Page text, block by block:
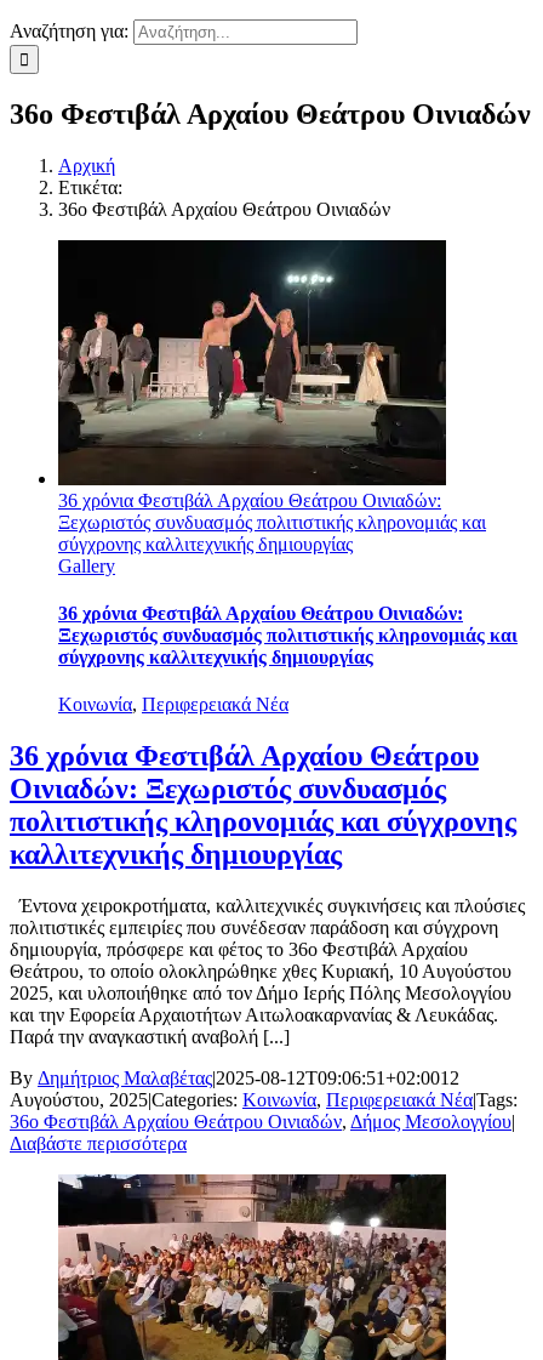
Αναζήτηση για:
36ο Φεστιβάλ Αρχαίου Θεάτρου Οινιαδών
Αρχική
Ετικέτα:
36ο Φεστιβάλ Αρχαίου Θεάτρου Οινιαδών
36 χρόνια Φεστιβάλ Αρχαίου Θεάτρου Οινιαδών:
Ξεχωριστός συνδυασμός πολιτιστικής κληρονομιάς και
σύγχρονης καλλιτεχνικής δημιουργίας
Gallery
36 χρόνια Φεστιβάλ Αρχαίου Θεάτρου Οινιαδών:
Ξεχωριστός συνδυασμός πολιτιστικής κληρονομιάς και
σύγχρονης καλλιτεχνικής δημιουργίας
Κοινωνία, Περιφερειακά Νέα
36 χρόνια Φεστιβάλ Αρχαίου Θεάτρου
Οινιαδών: Ξεχωριστός συνδυασμός
πολιτιστικής κληρονομιάς και σύγχρονης
καλλιτεχνικής δημιουργίας
Έντονα χειροκροτήματα, καλλιτεχνικές συγκινήσεις και πλούσιες
πολιτιστικές εμπειρίες που συνέδεσαν παράδοση και σύγχρονη
δημιουργία, πρόσφερε και φέτος το 36ο Φεστιβάλ Αρχαίου
Θεάτρου, το οποίο ολοκληρώθηκε χθες Κυριακή, 10 Αυγούστου
2025, και υλοποιήθηκε από τον Δήμο Ιερής Πόλης Μεσολογγίου
και την Εφορεία Αρχαιοτήτων Αιτωλοακαρνανίας & Λευκάδας.
Παρά την αναγκαστική αναβολή [...]
By Δημήτριος Μαλαβέτας|2025-08-12T09:06:51+02:0012
Αυγούστου, 2025|Categories: Κοινωνία, Περιφερειακά Νέα|Tags:
36ο Φεστιβάλ Αρχαίου Θεάτρου Οινιαδών, Δήμος Μεσολογγίου|
Διαβάστε περισσότερα